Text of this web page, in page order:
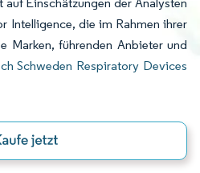
Intelligence, die im Rahmen ihrer
Marken, führenden Anbieter und
Schweden Respiratory Devices